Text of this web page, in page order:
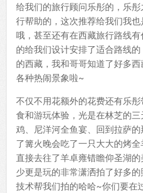
给我们的旅行顾问乐彤的，乐
行帮助的，这次推荐给我们我
哦，甚至还有在西藏旅行路线
的给我们设计安排了适合路线
的西藏，我和哥哥知道了好多
各种热闹景象啦~
不仅不用花额外的花费还有乐
食和游玩体验，光是在林芝的
鸡、尼洋河全鱼宴、回到拉萨
了篝火晚会吃了一只大大的烤
直接去往了羊卓雍错瞻仰圣湖
少更是玩的非常潇洒拍了好多
技术帮我们拍的哈哈~你们要在